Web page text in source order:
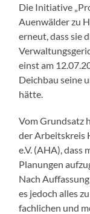
Die Initiative
Auenwälder zu
erneut, dass sie
einst am
Deichbau seine
hätte.
Vom Grundsatz
der Arbeitskreis
e.V. (AHA), dass
Planungen
Nach
es jedoch alles
fachlichen und